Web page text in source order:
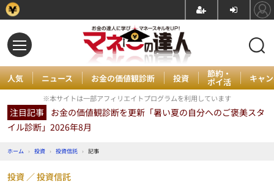
人気 ニュース お金の価値観診断 投資 節約・
ポイ活 キャ
※本サイトは一部アフィリエイトプログラムを利用しています
注目記事 お金の価値観診断を更新「暑い夏の自分へのご褒美スタ
イル診断」2026年8月
ホーム › 投資 › 投資信託 › 記事
投資 投資信託